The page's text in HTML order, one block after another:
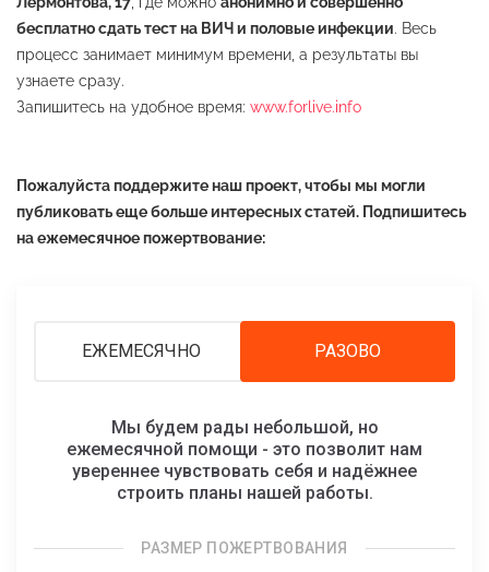
бесплатно сдать тест на ВИЧ и половые инфекции. Весь
процесс занимает минимум времени, а результаты вы
узнаете сразу.
Запишитесь на удобное время: www.forlive.info
Пожалуйста поддержите наш проект, чтобы мы могли
публиковать еще больше интересных статей. Подпишитесь
на ежемесячное пожертвование:
ЕЖЕМЕСЯЧНО РАЗОВО
Мы будем рады небольшой, но
ежемесячной помощи - это позволит нам
увереннее чувствовать себя и надёжнее
строить планы нашей работы.
РАЗМЕР ПОЖЕРТВОВАНИЯ